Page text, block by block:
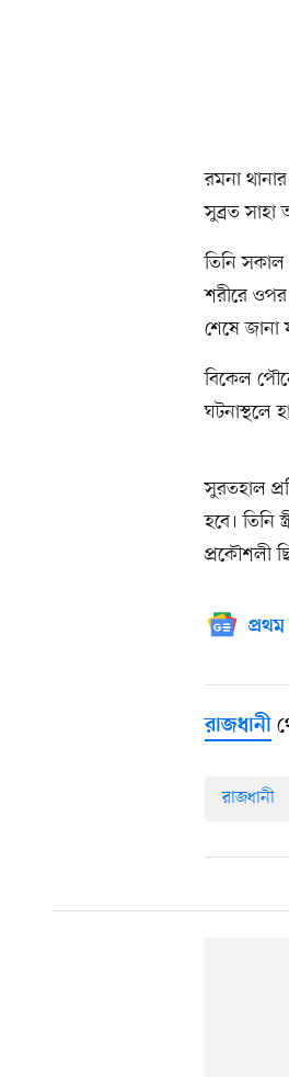
রমনা
সুব্রত
তিনি
শরীরে
শেষে জানা
বিকেল
ঘটনাস্থলে
সুরতহাল
হবে। তিনি
প্রকৌশলী
রাজধানী
রাজধানী